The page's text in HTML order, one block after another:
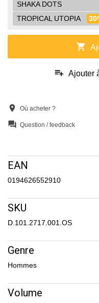
SHAKA DOTS
TROPICAL UTOPIA
shopping_cart
playlist_add Ajouter
location_on Où acheter ?
question_answer Question / feedback
EAN
0194626552910
SKU
D.101.2717.001.OS
Genre
Hommes
Volume